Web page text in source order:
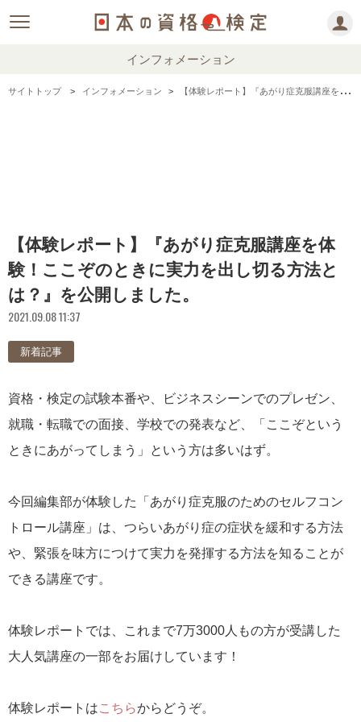
インフォメーション
サイトトップ インフォメーション 【体験レポート】『あがり症克服講座を体験！ここぞのときに実力を出し切る方法とは？』を公開しました。
【体験レポート】『あがり症克服講座を体
験！ここぞのときに実力を出し切る方法と
は？』を公開しました。
2021.09.08 11:37
新着記事
資格・検定の試験本番や、ビジネスシーンでのプレゼン、
就職・転職での面接、学校での発表など、「ここぞという
ときにあがってしまう」という方は多いはず。
今回編集部が体験した「あがり症克服のためのセルフコン
トロール講座」は、つらいあがり症の症状を緩和する方法
や、緊張を味方につけて実力を発揮する方法を知ることが
できる講座です。
体験レポートでは、これまで7万3000人もの方が受講した
大人気講座の一部をお届けしています！
体験レポートはこちらからどうぞ。